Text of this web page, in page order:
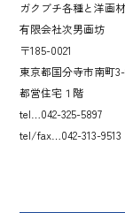
ガクブチ各種と洋画
有限会社次男画坊
〒185-0021
東京都国分寺市南町
都営住宅１階
tel…042-325-5897
tel/fax…042-313-9513